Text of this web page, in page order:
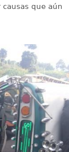
que aún